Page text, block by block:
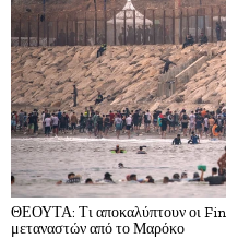
ΘΕΟΥΤΑ: Τι αποκαλύπτουν οι
μεταναστών από το Μαρόκο